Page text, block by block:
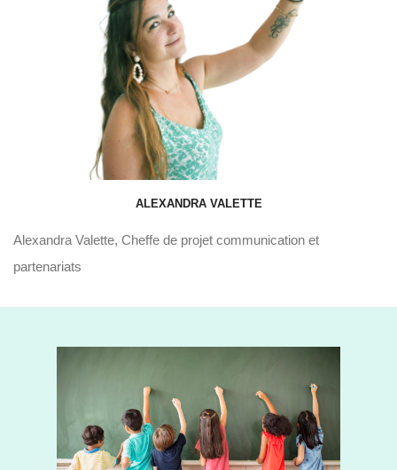
ALEXANDRA VALETTE
Alexandra Valette, Cheffe de projet communication et
partenariats